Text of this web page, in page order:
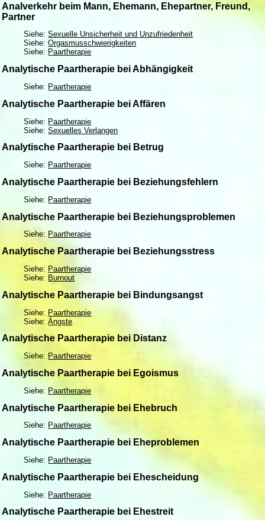
Analverkehr beim Mann, Ehemann, Ehepartner, Freund,
Partner
Siehe:Sexuelle Unsicherheit und Unzufriedenheit
Siehe:Orgasmusschwierigkeiten
Siehe: Paartherapie
Analytische Paartherapie bei Abhängigkeit
Siehe: Paartherapie
Analytische Paartherapie bei Affären
Siehe: Paartherapie
Siehe:Sexuelles Verlangen
Analytische Paartherapie bei Betrug
Siehe: Paartherapie
Analytische Paartherapie bei Beziehungsfehlern
Siehe: Paartherapie
Analytische Paartherapie bei Beziehungsproblemen
Siehe: Paartherapie
Analytische Paartherapie bei Beziehungsstress
Siehe: Paartherapie
Siehe: Burnout
Analytische Paartherapie bei Bindungsangst
Siehe: Paartherapie
Siehe:Ängste
Analytische Paartherapie bei Distanz
Siehe: Paartherapie
Analytische Paartherapie bei Egoismus
Siehe: Paartherapie
Analytische Paartherapie bei Ehebruch
Siehe: Paartherapie
Analytische Paartherapie bei Eheproblemen
Siehe: Paartherapie
Analytische Paartherapie bei Ehescheidung
Siehe: Paartherapie
Analytische Paartherapie bei Ehestreit